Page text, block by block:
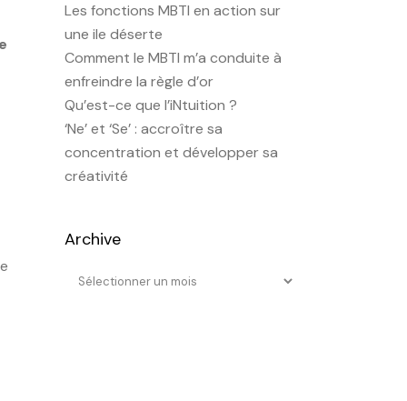
Les fonctions MBTI en action sur
une ile déserte
Comment le MBTI m’a conduite à
enfreindre la règle d’or
Qu’est-ce que l’iNtuition ?
‘Ne’ et ‘Se’ : accroître sa
concentration et développer sa
créativité
Archive